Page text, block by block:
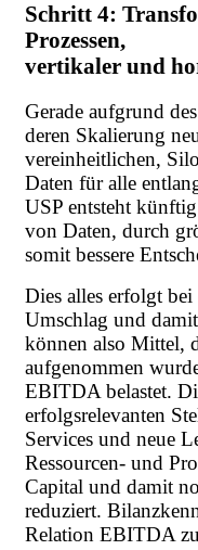
Schritt 4:
Prozessen,
vertikaler und
Gerade aufgrund
deren Skalierung
vereinheitlichen,
Daten für alle
USP entsteht
von Daten, durch
somit bessere
Dies alles erfolgt
Umschlag und
können also Mittel,
aufgenommen
EBITDA belastet.
erfolgsrelevanten
Services und neue
Ressourcen- und
Capital und damit
reduziert.
Relation EBITDA